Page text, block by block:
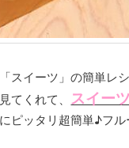
スイーツ」の簡単レ
てくれて、 スイー
ピッタリ超簡単♪フ